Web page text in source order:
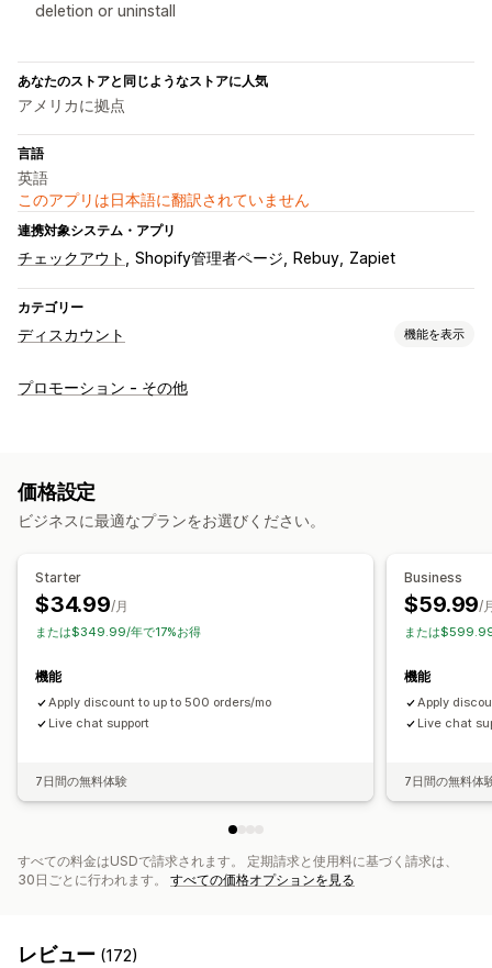
deletion or uninstall
あなたのストアと同じようなストアに人気
アメリカに拠点
言語
英語
このアプリは日本語に翻訳されていません
連携対象システム・アプリ
チェックアウト Shopify管理者ページ Rebuy Zapiet
カテゴリー
ディスカウント 機能を表示
ディスカウントの種類
無料配送 配送料
チェックアウトディスカウント ギフト 商品バンドル
ディスカウント管理
通貨換算 トリガーとルール
ターゲティング
プロモーション - その他
価格設定
ビジネスに最適なプランをお選びください。
Starter
$34.99/月
または$349.99/年で17%お得
機能
Apply discount to up to 500 orders/mo
Live chat support
7日間の無料体験
Business
$59.99/
または
機能
Apply
Live chat
7日間の無料体
すべての料金はUSDで請求されます。 定期請求と使用料に基づく請求は、
30日ごとに行われます。 すべての価格オプションを見る
レビュー (172)